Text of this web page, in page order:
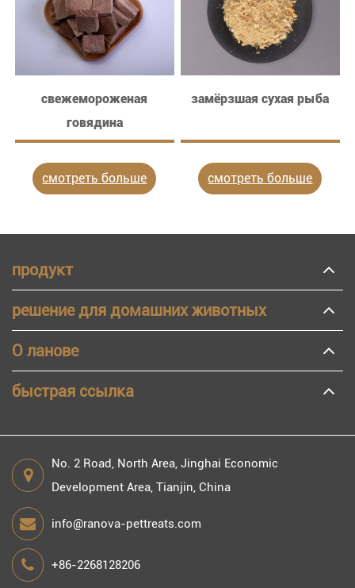
свежемороженая
говядина
смотреть больше
замёрзшая сухая рыба
смотреть больше
продукт
решение для домашних животных
О ланове
быстрая ссылка
No. 2 Road, North Area, Jinghai Economic
Development Area, Tianjin, China
info@ranova-pettreats.com
+86-2268128206